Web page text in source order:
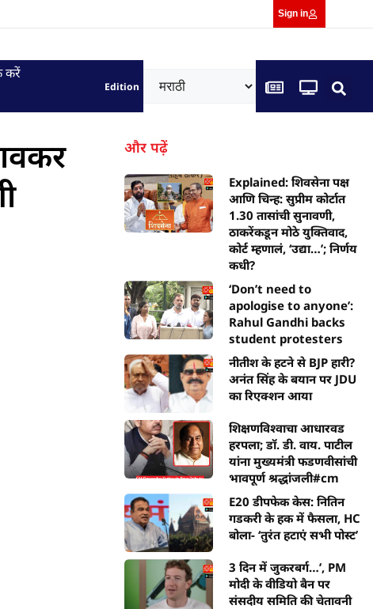
Sign in
करें
Edition
और पढ़ें
Explained: शिवसेना पक्ष
आणि चिन्ह: सुप्रीम कोर्टात
1.30 तासांची सुनावणी,
ठाकरेंकडून मोठे युक्तिवाद,
कोर्ट म्हणालं, ‘उद्या…’; निर्णय
कधी?
‘Don’t need to
apologise to anyone’:
Rahul Gandhi backs
student protesters
नीतीश के हटने से BJP हारी?
अनंत सिंह के बयान पर JDU
का रिएक्शन आया
शिक्षणविश्वाचा आधारवड
हरपला; डॉ. डी. वाय. पाटील
यांना मुख्यमंत्री फडणवीसांची
भावपूर्ण श्रद्धांजली#cm
E20 डीपफेक केस: नितिन
गडकरी के हक में फैसला, HC
बोला- ‘तुरंत हटाएं सभी पोस्ट’
3 दिन में जुकरबर्ग…’, PM
मोदी के वीडियो बैन पर
संसदीय समिति की चेतावनी